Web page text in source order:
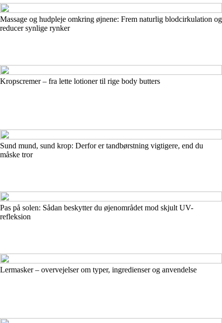
Massage og hudpleje omkring øjnene: Frem naturlig blodcirkulation og
reducer synlige rynker
Kropscremer – fra lette lotioner til rige body butters
Sund mund, sund krop: Derfor er tandbørstning vigtigere, end du
måske tror
Pas på solen: Sådan beskytter du øjenområdet mod skjult UV-
refleksion
Lermasker – overvejelser om typer, ingredienser og anvendelse